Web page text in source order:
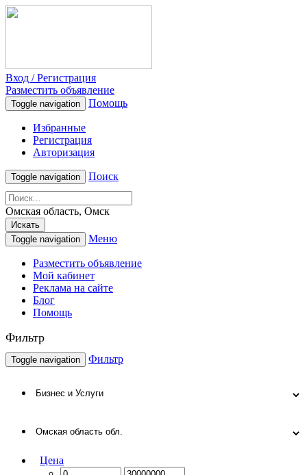
Вход / Регистрация
Разместить объявление
Toggle navigation Помощь
Избранные
Регистрация
Авторизация
Toggle navigation Поиск
Омская область, Омск
Искать
Toggle navigation
Меню
Разместить объявление
Мой кабинет
Реклама на сайте
Блог
Помощь
Фильтр
Toggle navigation Фильтр
Цена